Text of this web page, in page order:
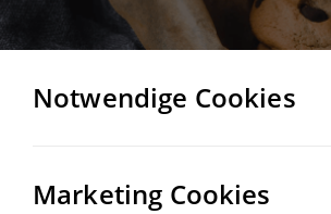
IN DIESEM BEREICH STEHEN IHNEN
REPORTS ETC. ZUM DOWNLOAD
Gerne können Sie das Material
nutzen.
wenden.
Notwendige Cookies
Marketing Cookies